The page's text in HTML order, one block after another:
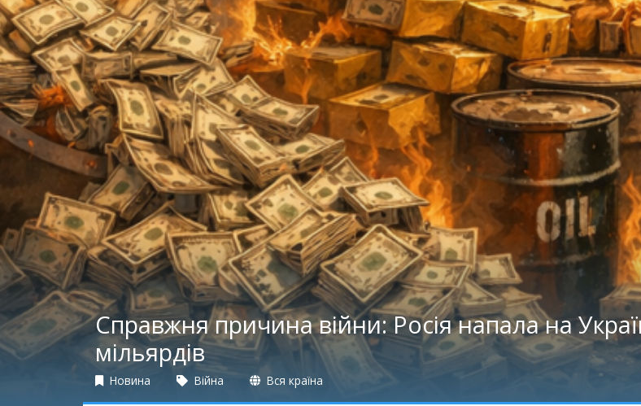
Справжня причина війни: Росія напала на
мільярдів
Новина Війна Вся країна